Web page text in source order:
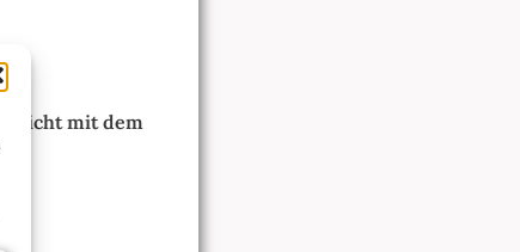
nicht mit dem